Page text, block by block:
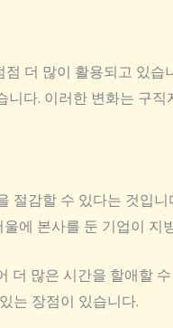
더 많이 활용되고 있
다. 이러한 변화는 구
절감할 수 있다는 것입
에 본사를 둔 기업이
더 많은 시간을 할애할
는 장점이 있습니다.